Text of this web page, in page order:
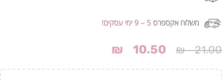
משלוח אקספרס 5 – 9 ימי עסקים!
₪21.00
₪ 10.50